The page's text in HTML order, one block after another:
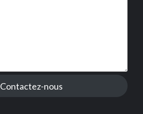
Contactez-nous